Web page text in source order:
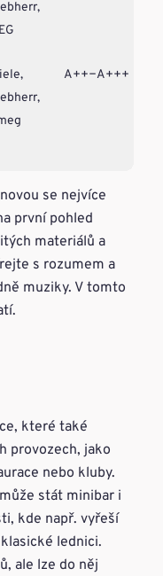
A++−A+++
se nejvíce
první pohled
materiálů a
s rozumem a
muziky. V tomto
které také
provozech, jako
nebo kluby.
stát minibar i
kde např. vyřeší
lednici.
ale lze do něj